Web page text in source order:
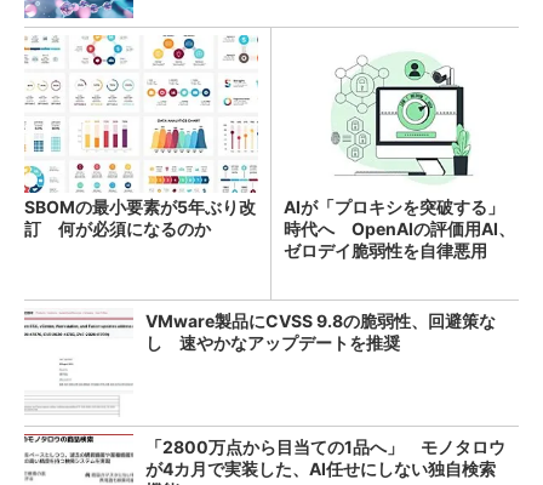
SBOMの最小要素が5年ぶり改
訂 何が必須になるのか
AIが「プロキシを突破する」
時代へ OpenAIの評価用AI、
ゼロデイ脆弱性を自律悪用
VMware製品にCVSS 9.8の脆弱性、回避策な
し 速やかなアップデートを推奨
「2800万点から目当ての1品へ」 モノタロウ
が4カ月で実装した、AI任せにしない独自検索